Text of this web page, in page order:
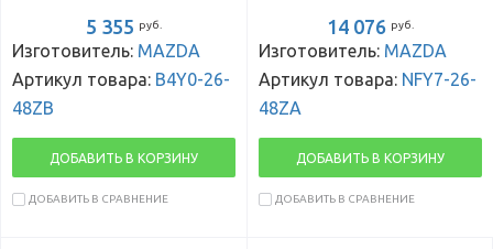
5 355 руб.
Изготовитель: MAZDA
Артикул товара: B4Y0-26-
48ZB
ДОБАВИТЬ В КОРЗИНУ
ДОБАВИТЬ В СРАВНЕНИЕ
14 076 руб.
Изготовитель: MAZDA
Артикул товара: NFY7-26-
48ZA
ДОБАВИТЬ В КОРЗИНУ
ДОБАВИТЬ В СРАВНЕНИЕ